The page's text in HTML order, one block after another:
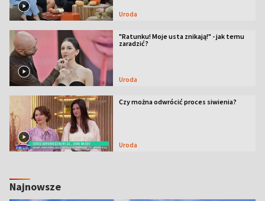
Uroda
"Ratunku! Moje usta znikają!" - jak temu
zaradzić?
Uroda
Czy można odwrócić proces siwienia?
Uroda
Najnowsze